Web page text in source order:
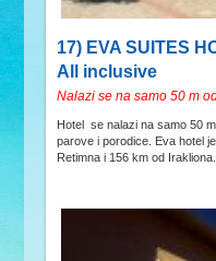
17) EVA SUITES
All inclusive
Nalazi se na samo 50 m
Hotel se nalazi na samo 50
parove i porodice. Eva hotel
Retimna i 156 km od